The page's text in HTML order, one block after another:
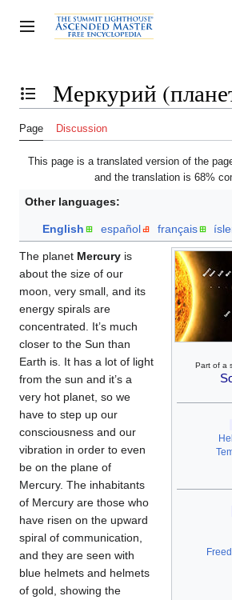
to
content
Toggle sidebar
Toggle the table of contentsМеркурий
Page Discussion
This page is a translated version of the
and the translation is 68%
Other languages:
English español français
Part of a
The planet Mercury is
about the size of our
moon, very small, and its
energy spirals are
concentrated. It’s much
closer to the Sun than
Earth is. It has a lot of light
from the sun and it’s a
very hot planet, so we
have to step up our
consciousness and our
vibration in order to even
be on the plane of
Mercury. The inhabitants
of Mercury are those who
have risen on the upward
spiral of communication,
and they are seen with
blue helmets and helmets
of gold, showing the